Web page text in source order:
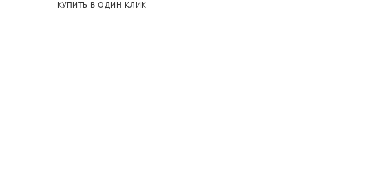
КУПИТЬ В ОДИН КЛИК